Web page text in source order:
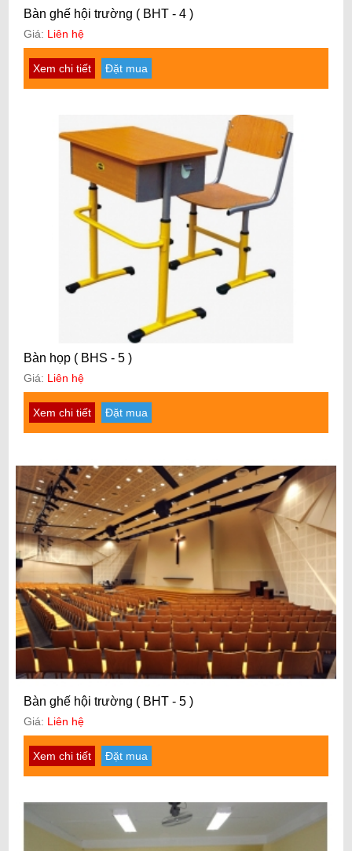
Bàn ghế hội trường ( BHT - 4 )
Giá: Liên hệ
Xem chi tiết Đặt mua
Bàn họp ( BHS - 5 )
Giá: Liên hệ
Xem chi tiết Đặt mua
Bàn ghế hội trường ( BHT - 5 )
Giá: Liên hệ
Xem chi tiết Đặt mua